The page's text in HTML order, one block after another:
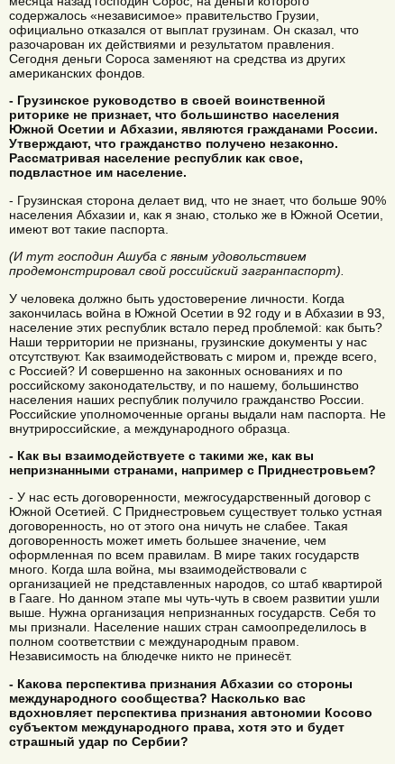
содержалось «независимое» правительство Грузии,
официально отказался от выплат грузинам. Он сказал, что
разочарован их действиями и результатом правления.
Сегодня деньги Сороса заменяют на средства из других
американских фондов.
- Грузинское руководство в своей воинственной
риторике не признает, что большинство населения
Южной Осетии и Абхазии, являются гражданами России.
Утверждают, что гражданство получено незаконно.
Рассматривая население республик как свое,
подвластное им население.
- Грузинская сторона делает вид, что не знает, что больше 90%
населения Абхазии и, как я знаю, столько же в Южной Осетии,
имеют вот такие паспорта.
(И тут господин Ашуба с явным удовольствием
продемонстрировал свой российский загранпаспорт).
У человека должно быть удостоверение личности. Когда
закончилась война в Южной Осетии в 92 году и в Абхазии в 93,
население этих республик встало перед проблемой: как быть?
Наши территории не признаны, грузинские документы у нас
отсутствуют. Как взаимодействовать с миром и, прежде всего,
с Россией? И совершенно на законных основаниях и по
российскому законодательству, и по нашему, большинство
населения наших республик получило гражданство России.
Российские уполномоченные органы выдали нам паспорта. Не
внутрироссийские, а международного образца.
- Как вы взаимодействуете с такими же, как вы
непризнанными странами, например с Приднестровьем?
- У нас есть договоренности, межгосударственный договор с
Южной Осетией. С Приднестровьем существует только устная
договоренность, но от этого она ничуть не слабее. Такая
договоренность может иметь большее значение, чем
оформленная по всем правилам. В мире таких государств
много. Когда шла война, мы взаимодействовали с
организацией не представленных народов, со штаб квартирой
в Гааге. Но данном этапе мы чуть-чуть в своем развитии ушли
выше. Нужна организация непризнанных государств. Себя то
мы признали. Население наших стран самоопределилось в
полном соответствии с международным правом.
Независимость на блюдечке никто не принесёт.
- Какова перспектива признания Абхазии со стороны
международного сообщества? Насколько вас
вдохновляет перспектива признания автономии Косово
субъектом международного права, хотя это и будет
страшный удар по Сербии?